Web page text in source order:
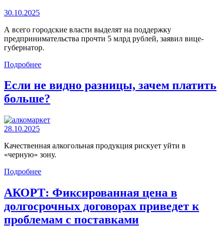
30.10.2025
А всего городские власти выделят на поддержку
предпринимательства прочти 5 млрд рублей, заявил вице-
губернатор.
Подробнее
Если не видно разницы, зачем платить
больше?
28.10.2025
Качественная алкогольная продукция рискует уйти в
«черную» зону.
Подробнее
АКОРТ: Фиксированная цена в
долгосрочных договорах приведет к
проблемам с поставками